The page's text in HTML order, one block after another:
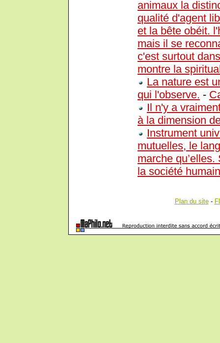
animaux la
qualité d'agent
et la bête obéit.
mais il se
c'est surtout
montre la
La nature est
qui l'observe. -
Il n'y a
à la dimension
Instrument
mutuelles, le
marche
la société
Plan du site-